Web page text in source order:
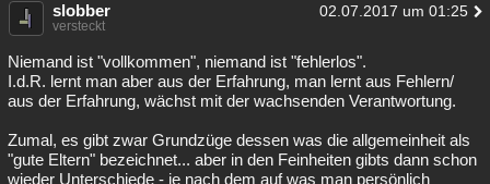
slobber 02.07.2017 um 01:25
versteckt
Niemand ist "vollkommen", niemand ist "fehlerlos".
I.d.R. lernt man aber aus der Erfahrung, man lernt aus Fehlern/
aus der Erfahrung, wächst mit der wachsenden Verantwortung.
Zumal, es gibt zwar Grundzüge dessen was die allgemeinheit als
"gute Eltern" bezeichnet... aber in den Feinheiten gibts dann schon
wieder Unterschiede - je nach dem auf was man persönlich